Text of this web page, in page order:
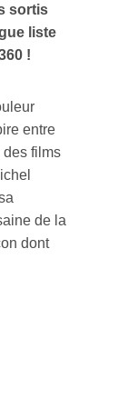
sortis
liste
!
entre
des films
de la
dont